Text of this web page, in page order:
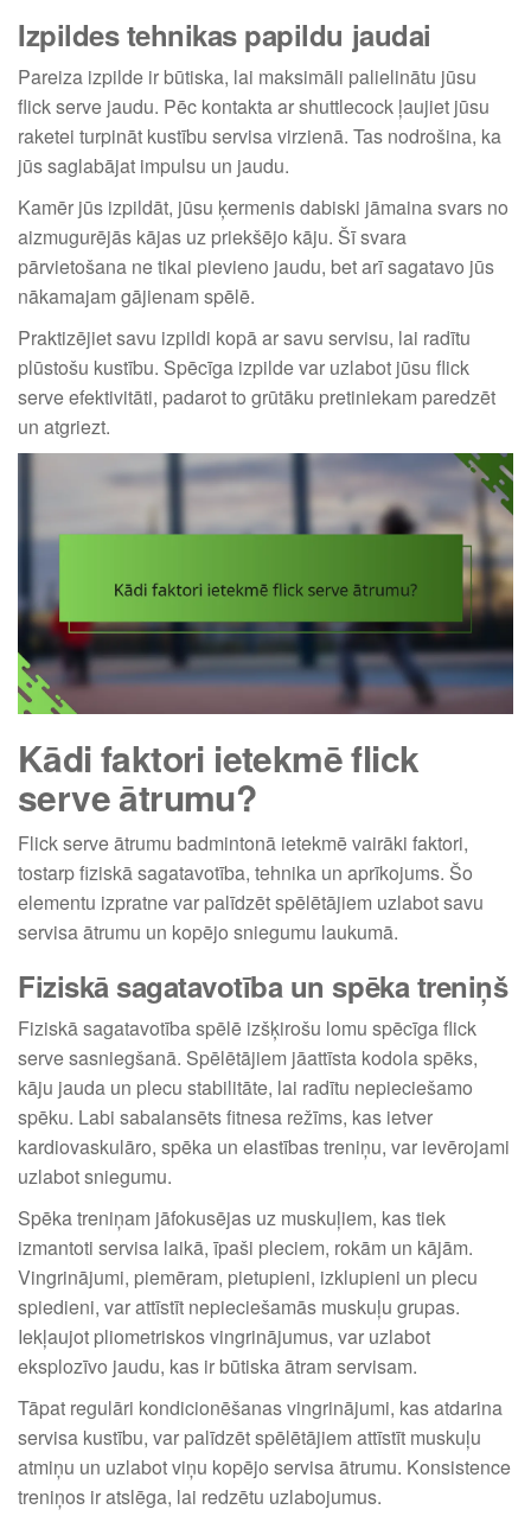
Izpildes tehnikas papildu jaudai
Pareiza izpilde ir būtiska, lai maksimāli palielinātu jūsu
flick serve jaudu. Pēc kontakta ar shuttlecock ļaujiet jūsu
raketei turpināt kustību servisa virzienā. Tas nodrošina, ka
jūs saglabājat impulsu un jaudu.
Kamēr jūs izpildāt, jūsu ķermenis dabiski jāmaina svars no
aizmugurējās kājas uz priekšējo kāju. Šī svara
pārvietošana ne tikai pievieno jaudu, bet arī sagatavo jūs
nākamajam gājienam spēlē.
Praktizējiet savu izpildi kopā ar savu servisu, lai radītu
plūstošu kustību. Spēcīga izpilde var uzlabot jūsu flick
serve efektivitāti, padarot to grūtāku pretiniekam paredzēt
un atgriezt.
Kādi faktori ietekmē flick
serve ātrumu?
Flick serve ātrumu badmintonā ietekmē vairāki faktori,
tostarp fiziskā sagatavotība, tehnika un aprīkojums. Šo
elementu izpratne var palīdzēt spēlētājiem uzlabot savu
servisa ātrumu un kopējo sniegumu laukumā.
Fiziskā sagatavotība un spēka treniņš
Fiziskā sagatavotība spēlē izšķirošu lomu spēcīga flick
serve sasniegšanā. Spēlētājiem jāattīsta kodola spēks,
kāju jauda un plecu stabilitāte, lai radītu nepieciešamo
spēku. Labi sabalansēts fitnesa režīms, kas ietver
kardiovaskulāro, spēka un elastības treniņu, var ievērojami
uzlabot sniegumu.
Spēka treniņam jāfokusējas uz muskuļiem, kas tiek
izmantoti servisa laikā, īpaši pleciem, rokām un kājām.
Vingrinājumi, piemēram, pietupieni, izklupieni un plecu
spiedieni, var attīstīt nepieciešamās muskuļu grupas.
Iekļaujot pliometriskos vingrinājumus, var uzlabot
eksplozīvo jaudu, kas ir būtiska ātram servisam.
Tāpat regulāri kondicionēšanas vingrinājumi, kas atdarina
servisa kustību, var palīdzēt spēlētājiem attīstīt muskuļu
atmiņu un uzlabot viņu kopējo servisa ātrumu. Konsistence
treniņos ir atslēga, lai redzētu uzlabojumus.